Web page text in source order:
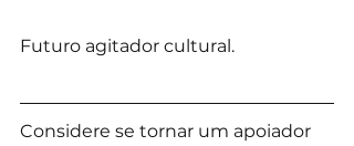
Futuro agitador cultural.
Considere se tornar um apoiador